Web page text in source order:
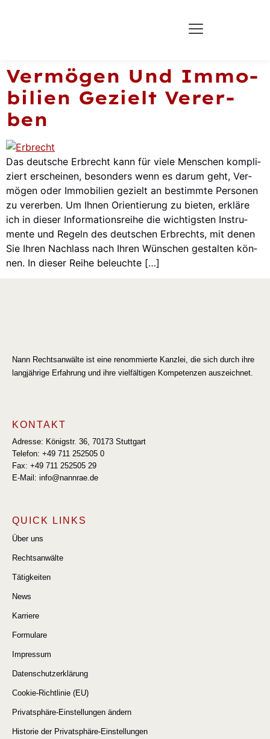
Ver­mö­gen Und Immo­
Bi­li­en Gezielt Ver­er­
Ben
Das deut­sche Erbrecht kann für vie­le Men­schen kom­pli­
ziert erschei­nen, beson­ders wenn es dar­um geht, Ver­
mö­gen oder Immo­bi­li­en gezielt an bestimm­te Per­so­nen
zu ver­er­ben. Um Ihnen Ori­en­tie­rung zu bie­ten, erklä­re
ich in die­ser Infor­ma­ti­ons­rei­he die wich­tigs­ten Instru­
men­te und Regeln des deut­schen Erb­rechts, mit denen
Sie Ihren Nach­lass nach Ihren Wün­schen gestal­ten kön­
nen. In die­ser Rei­he beleuch­te […]
Nann Rechtsanwälte ist eine renommierte Kanzlei, die sich durch ihre
langjährige Erfahrung und ihre vielfältigen Kompetenzen auszeichnet.
KONTAKT
Adresse: Königstr. 36, 70173 Stuttgart
Telefon: +49 711 252505 0
Fax: +49 711 252505 29
E-Mail: info@nannrae.de
QUICK LINKS
Über uns
Rechtsanwälte
Tätigkeiten
News
Karriere
Formulare
Impressum
Datenschutzerklärung
Cookie-Richtlinie (EU)
Privatsphäre-Einstellungen ändern
Historie der Privatsphäre-Einstellungen